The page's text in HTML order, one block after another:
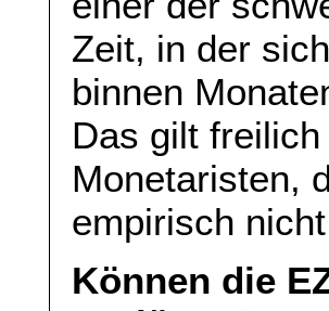
Zeit, in der
binnen
Das gilt
Monetaristen,
empirisch
Können die